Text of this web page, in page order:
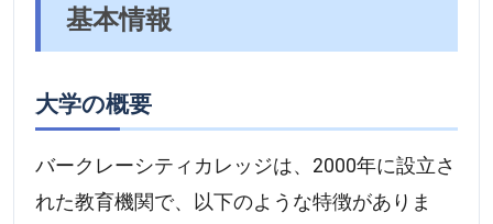
基本情報
大学の概要
バークレーシティカレッジは、2000年に設立さ
れた教育機関で、以下のような特徴がありま